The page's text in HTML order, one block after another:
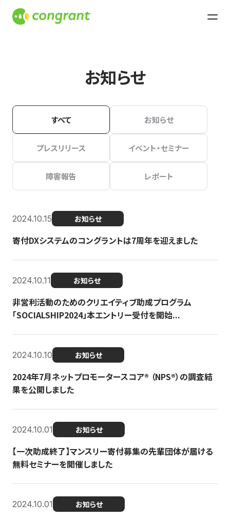
お知らせ
すべて お知らせ
プレスリリース イベント・セミナー
障害報告 レポート
2024.10.15 お知らせ
寄付DXシステムのコングラントは7周年を迎えました
2024.10.11 お知らせ
非営利活動のためのクリエイティブ助成プログラム
「SOCIALSHIP2024」本エントリー受付を開始...
2024.10.10 お知らせ
2024年7月ネットプロモータースコア®︎ （NPS®︎）の調査結
果を公開しました
2024.10.01 お知らせ
【一次助成終了】マンスリー寄付募集の先輩団体が届ける
無料セミナーを開催しました
2024.10.01 お知らせ